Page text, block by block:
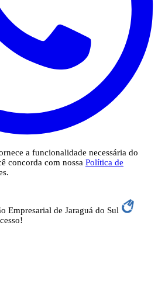
a funcionalidade necessária do
concorda com nossa Política de
Empresarial de Jaraguá do Sul